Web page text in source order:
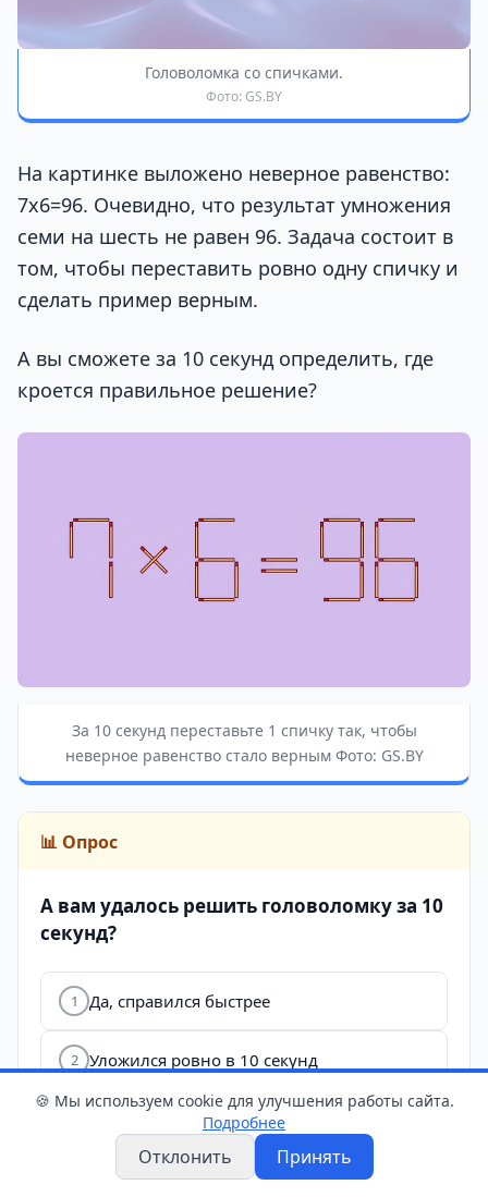
Головоломка со спичками.
Фото: GS.BY
На картинке выложено неверное равенство:
7х6=96. Очевидно, что результат умножения
семи на шесть не равен 96. Задача состоит в
том, чтобы переставить ровно одну спичку и
сделать пример верным.
А вы сможете за 10 секунд определить, где
кроется правильное решение?
За 10 секунд переставьте 1 спичку так, чтобы
неверное равенство стало верным Фото: GS.BY
📊 Опрос
А вам удалось решить головоломку за 10
секунд?
1 Да, справился быстрее
2 Уложился ровно в 10 секунд
Потратил на решение примерно
полминуты
🍪 Мы используем cookie для улучшения работы сайта.
Подробнее
Отклонить Принять